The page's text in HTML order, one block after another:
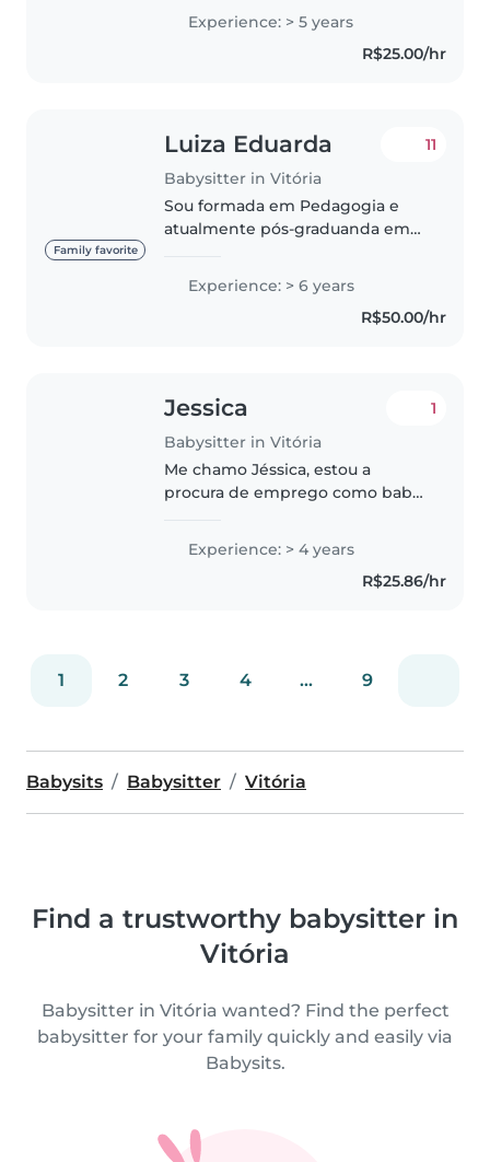
todas as idades, desde bebês até
adolescentes. Sou uma pessoa
Experience: > 5 years
R$25.00/hr
Family favorite
Luiza Eduarda
Babysitter in Vitória
11
Sou formada em Pedagogia e
atualmente pós-graduanda em
no desenvolvimento infantil,
aprendizagem e cuidado integral
da criança. E tenho curso de
Experience: > 6 years
R$50.00/hr
Jessica
Babysitter in Vitória
1
Me chamo Jéssica, estou a
procura de emprego como babá,
paciente , amigável.
Experience: > 4 years
R$25.86/hr
1 2 3 4 ... 9
Babysits Babysitter Vitória
Find a trustworthy babysitter in
Vitória
Babysitter in Vitória wanted? Find the perfect
babysitter for your family quickly and easily via
Babysits.